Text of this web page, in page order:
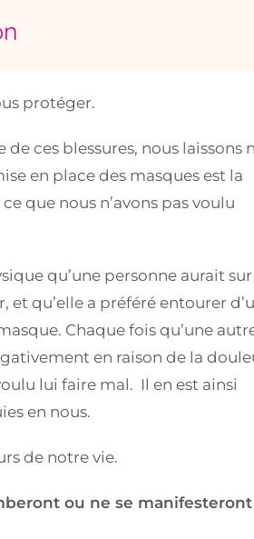
protéger.
ces blessures, nous laissons
en place des masques est la
que nous n’avons pas voulu
qu’une personne aurait sur
qu’elle a préféré entourer
Chaque fois qu’une
en raison de la
lui faire mal. Il en est ainsi
en nous.
de notre vie.
ou ne se manifesteront